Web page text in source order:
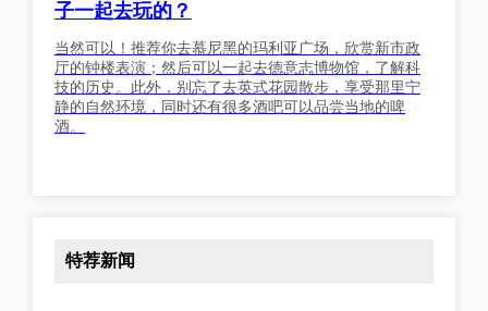
子一起去玩的？
当然可以！推荐你去慕尼黑的玛利亚广场，欣赏新市政
厅的钟楼表演；然后可以一起去德意志博物馆，了解科
技的历史。此外，别忘了去英式花园散步，享受那里宁
静的自然环境，同时还有很多酒吧可以品尝当地的啤
酒。
特荐新闻